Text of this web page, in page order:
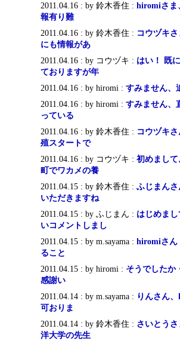
2011.04.16 : by 鈴木香住 : hiromiさま
報有り難
2011.04.16 : by 鈴木香住 : コウヅキ
にも情報があ
2011.04.16 : by コウヅキ : はい！ 既
ておりますが年
2011.04.16 : by hiromi : すみません、
2011.04.16 : by hiromi : すみません、
っている
2011.04.16 : by 鈴木香住 : コウヅキ
殖スタートで
2011.04.16 : by コウヅキ : 初めまし
町でワカメの養
2011.04.15 : by 鈴木香住 : ふじまん
いただきますね
2011.04.15 : by ふじまん : はじめま
いコメントしまし
2011.04.15 : by m.sayama : hiromiさん
ること
2011.04.15 : by hiromi : そうでしたか
感謝い
2011.04.14 : by m.sayama : りんさん
可おりま
2011.04.14 : by 鈴木香住 : さいとう
洋大学の先生